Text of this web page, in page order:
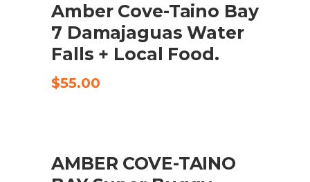
CHECK AVAILABILITY
Amber Cove-Taino Bay
7 Damajaguas Water
Falls + Local Food.
$55.00
CHECK AVAILABILITY
AMBER COVE-TAINO